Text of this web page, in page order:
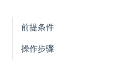
前提条件
操作步骤